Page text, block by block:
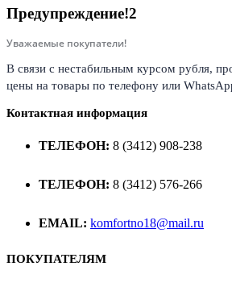
Предупреждение!2
Уважаемые покупатели!
В связи с нестабильным курсом рубля,
цены на товары по телефону или
Контактная информация
ТЕЛЕФОН: 8 (3412) 908-238
ТЕЛЕФОН: 8 (3412) 576-266
EMAIL: komfortno18@mail.ru
ПОКУПАТЕЛЯМ